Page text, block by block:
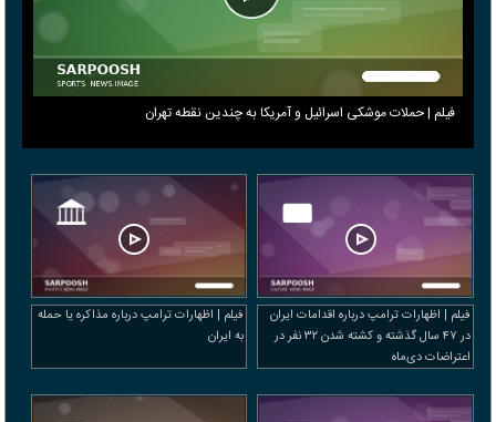
فیلم | حملات موشکی اسرائیل و آمریکا به چندین نقطه تهران
فیلم | اظهارات ترامپ درباره اقدامات ایران
در ۴۷ سال گذشته و کشته شدن ۳۲ نفر در
اعتراضات دی‌ماه
فیلم | اظهارات ترامپ درباره مذاکره یا حمله
به ایران